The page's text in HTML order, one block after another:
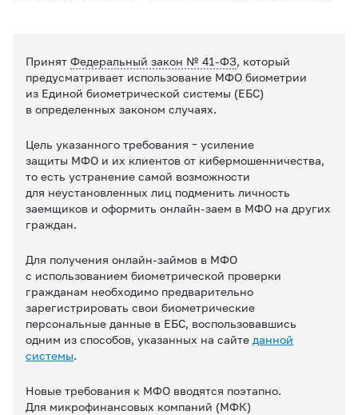
Принят Федеральный закон № 41-ФЗ, который
предусматривает использование МФО биометрии
из Единой биометрической системы (ЕБС)
в определенных законом случаях.
Цель указанного требования – усиление
защиты МФО и их клиентов от кибермошенничества,
то есть устранение самой возможности
для неустановленных лиц подменить личность
заемщиков и оформить онлайн-заем в МФО на других
граждан.
Для получения онлайн-займов в МФО
с использованием биометрической проверки
гражданам необходимо предварительно
зарегистрировать свои биометрические
персональные данные в ЕБС, воспользовавшись
одним из способов, указанных на сайте данной
системы.
Новые требования к МФО вводятся поэтапно.
Для микрофинансовых компаний (МФК)